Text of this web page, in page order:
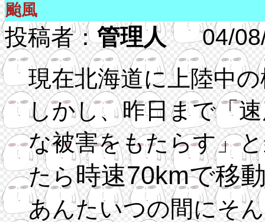
颱風
投稿者：管理人04/08/
現在北海道に上陸中
しかし、昨日まで「
な被害をもたらす」
たら時速70kmで移
あんたいつの間にそ